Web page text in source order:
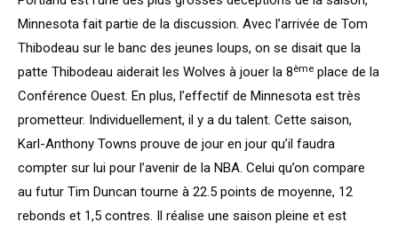
Minnesota fait partie de la discussion. Avec l’arrivée de Tom
Thibodeau sur le banc des jeunes loups, on se disait que la
patte Thibodeau aiderait les Wolves à jouer la 8ème place de la
Conférence Ouest. En plus, l’effectif de Minnesota est très
prometteur. Individuellement, il y a du talent. Cette saison,
Karl-Anthony Towns prouve de jour en jour qu’il faudra
compter sur lui pour l’avenir de la NBA. Celui qu’on compare
au futur Tim Duncan tourne à 22.5 points de moyenne, 12
rebonds et 1,5 contres. Il réalise une saison pleine et est